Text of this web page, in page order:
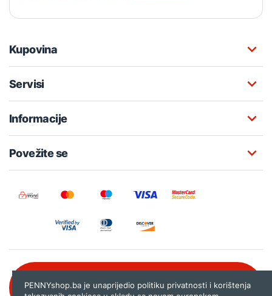
Kupovina
Servisi
Informacije
Povežite se
PENNYshop.ba je unaprijedio politiku privatnosti i korištenja